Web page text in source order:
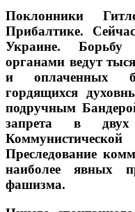
Поклонники
Прибалтике.
Украине. Борьбу
органами ведут
и оплаченных
гордящихся
подручным
запрета в двух
Преследование
наиболее явных
фашизма.